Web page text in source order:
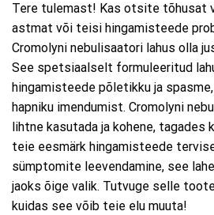
Tere tulemast! Kas otsite tõhusat
astmat või teisi hingamisteede
Cromolyni nebulisaatori lahus olla
See spetsiaalselt formuleeritud
hingamisteede põletikku ja spasme,
hapniku imendumist. Cromolyni
lihtne kasutada ja kohene, tagades
teie eesmärk hingamisteede
sümptomite leevendamine, see
jaoks õige valik. Tutvuge selle
kuidas see võib teie elu muuta!